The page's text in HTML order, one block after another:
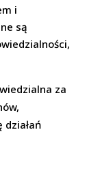
i
są
za